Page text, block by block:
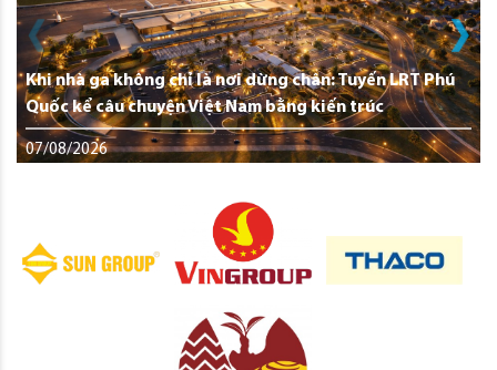
Khi nhà ga không chỉ là nơi dừng chân: Tuyến LRT Phú
Quốc kể câu chuyện Việt Nam bằng kiến trúc
07/08/2026